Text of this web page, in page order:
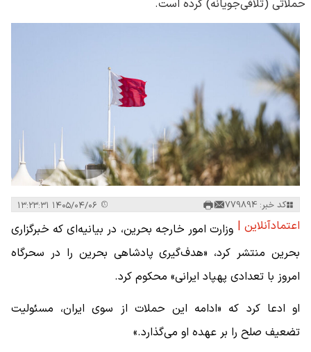
حملاتی (تلافی‌جویانه) کرده است.
کد خبر: 779894
اعتمادآنلاین | وزارت امور خارجه بحرین، در بیانیه‌ای که خبرگزاری
بحرین منتشر کرد، «هدف‌گیری پادشاهی بحرین را در سحرگاه
امروز با تعدادی پهپاد ایرانی» محکوم کرد.
او ادعا کرد که «ادامه این حملات از سوی ایران، مسئولیت
تضعیف صلح را بر عهده او می‌گذارد.»